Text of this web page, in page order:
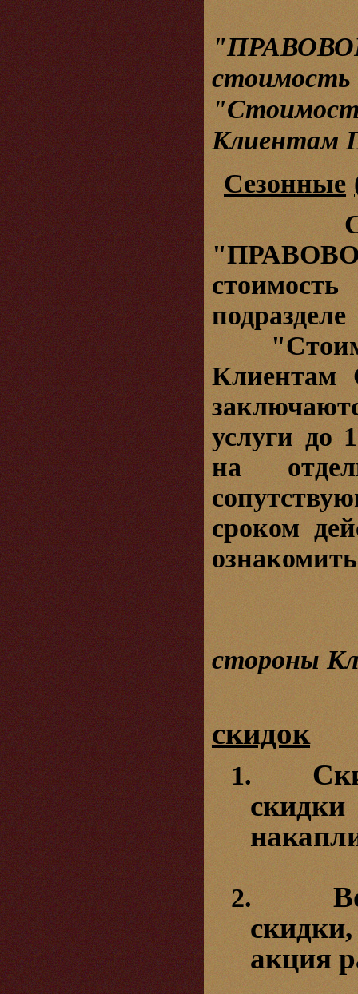
Клиентам
Сезонные
услуги до
на
сроком
стороны
скидок
1.
2.
акция